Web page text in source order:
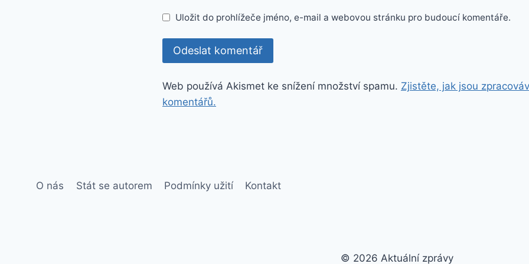
Uložit do prohlížeče jméno, e-mail a webovou stránku pro budoucí komentáře.
Web používá Akismet ke snížení množství spamu. Zjistěte, jak jsou
komentářů.
O nás Stát se autorem Podmínky užití Kontakt
© 2026 Aktuální zprávy